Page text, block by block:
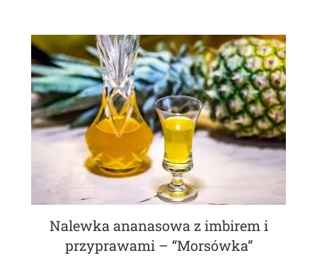
Nalewka ananasowa z imbirem i
przyprawami – “Morsówka”